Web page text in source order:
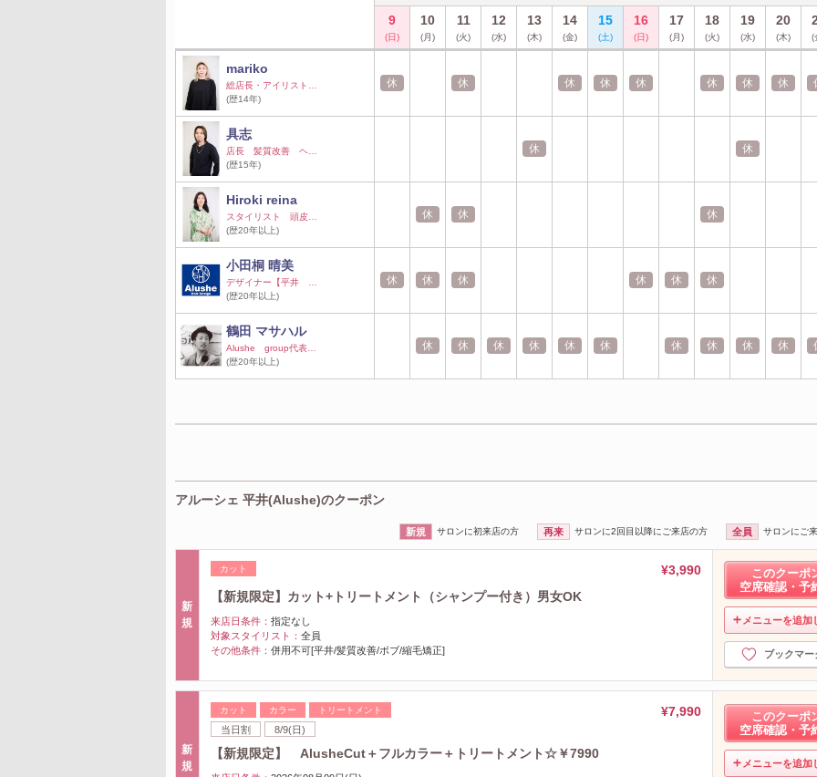
mariko
総店長・アイリスト…
(歴14年)
具志
店長 髪質改善 ヘ…
(歴15年)
Hiroki reina
スタイリスト 頭皮…
(歴20年以上)
小田桐 晴美
デザイナー【平井 …
(歴20年以上)
鶴田 マサハル
Alushe group代表…
(歴20年以上)
9
(日)
10
(月)
11
(火)
12
(水)
13
(木)
14
(金)
15
(土)
16
(日)
17
(月)
18
(火)
19
(水)
20
(木) (
休 休 休 休 休 休 休 休
休 休
休 休 休
休 休 休 休 休 休
休 休 休 休 休 休 休 休 休 休
アルーシェ 平井(Alushe)のクーポン
新規 サロンに初来店の方 再来 サロンに2回目以降にご来店の方 全員 サロンにご
新
規
カット
¥3,990
【新規限定】カット+トリートメント（シャンプー付き）男女OK
来店日条件： 指定なし
対象スタイリスト： 全員
その他条件： 併用不可[平井/髪質改善/ボブ/縮毛矯正]
このクーポ
空席確認・予
メニューを追加
ブックマー
新
規
カット カラー トリートメント
当日割 8/9(日)
¥7,990
【新規限定】 AlusheCut＋フルカラー＋トリートメント☆￥7990
このクーポ
空席確認・予
メニューを追加